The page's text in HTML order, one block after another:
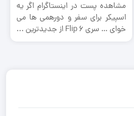
مشاهده پست در اینستاگرام اگر یه
اسپیکر برای سفر و دورهمی ها می
خوای … سری Flip 6 از جدیدترین ...